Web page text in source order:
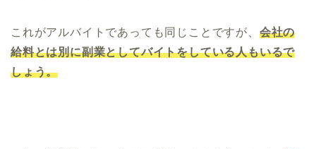
これがアルバイトであっても同じことですが、 会社の
給料とは別に副業としてバイトをしている人もいるで
しょう。